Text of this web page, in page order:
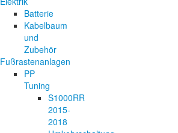
Batterie
Kabelbaum
und
Zubehör
Fußrastenanlagen
PP
Tuning
S1000RR
2015-
2018